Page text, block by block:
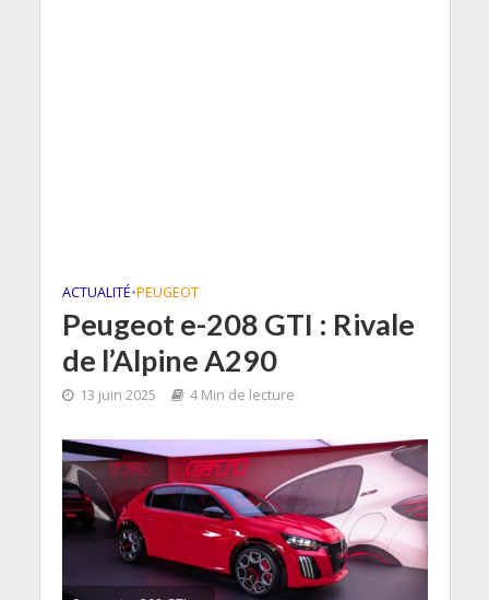
ACTUALITÉ•PEUGEOT
Peugeot e-208 GTI : Rivale
de l’Alpine A290
13 juin 2025 4 Min de lecture